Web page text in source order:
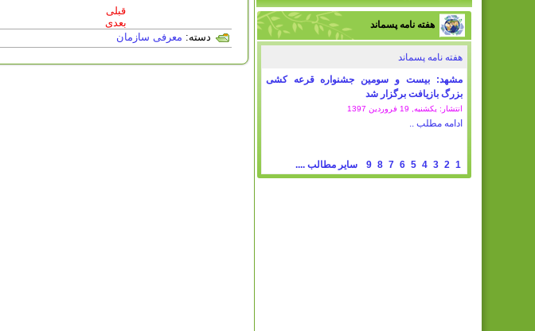
هفته نامه پسماند
هفته نامه پسماند
مشهد: بیست و سومین جشنواره قرعه کشی
بزرگ بازیافت برگزار شد
انتشار: یکشنبه, 19 فروردين 1397
ادامه مطلب ..
1
2
3
4
5
6
7
8
9 سایر مطالب ....
قبلی
بعدی
دسته: معرفی سازمان